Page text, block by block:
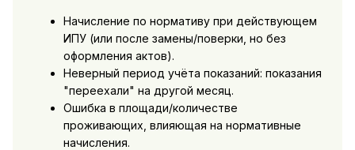
Начисление по нормативу при действующем
ИПУ (или после замены/поверки, но без
оформления актов).
Неверный период учёта показаний: показания
"переехали" на другой месяц.
Ошибка в площади/количестве
проживающих, влияющая на нормативные
начисления.